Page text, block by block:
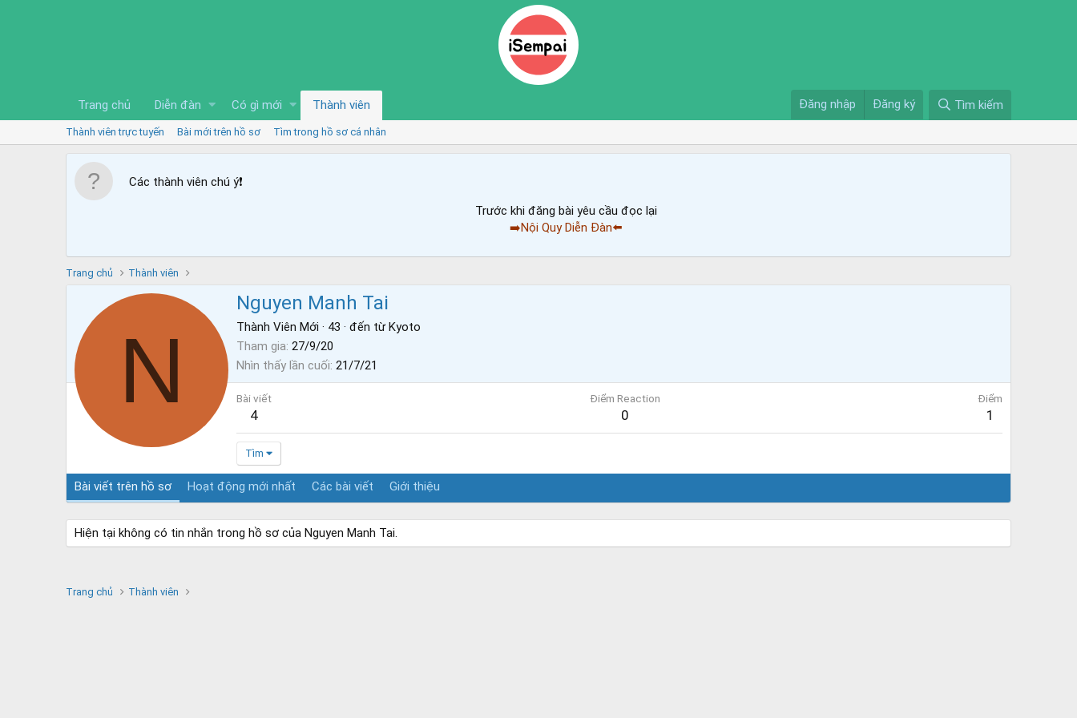
Trang chủ Diễn đàn Có gì mới Thành viên Đăng nhập Đăng ký Tìm kiếm
Thành viên trực tuyến Bài mới trên hồ sơ Tìm trong hồ sơ cá nhân
Các thành viên chú ý❗️
Trước khi đăng bài yêu cầu đọc lại
➡️Nội Quy Diễn Đàn⬅️
Trang chủ Thành viên
N
Nguyen Manh Tai
Thành Viên Mới · 43 · đến từ Kyoto
Tham gia 27/9/20
Nhìn thấy lần cuối 21/7/21
Bài viết
4
Điểm Reaction
0
Điểm
1
Tìm
Bài viết trên hồ sơ Hoạt động mới nhất Các bài viết Giới thiệu
Hiện tại không có tin nhắn trong hồ sơ của Nguyen Manh Tai.
Trang chủ Thành viên